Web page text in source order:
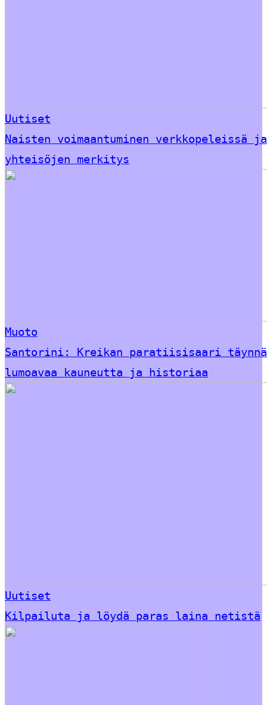
Uutiset
Naisten voimaantuminen verkkopeleissä ja
yhteisöjen merkitys
Muoto
Santorini: Kreikan paratiisisaari täynnä
lumoavaa kauneutta ja historiaa
Uutiset
Kilpailuta ja löydä paras laina netistä